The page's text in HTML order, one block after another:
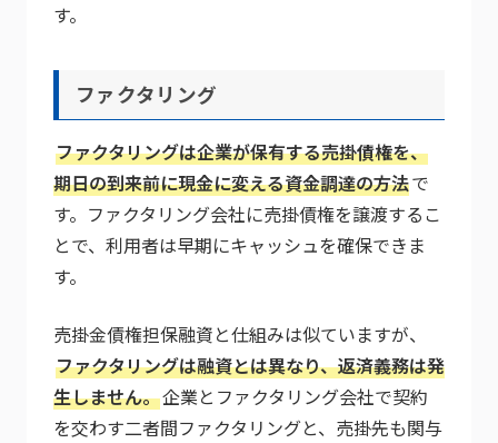
す。
ファクタリング
ファクタリングは企業が保有する売掛債権を、
期日の到来前に現金に変える資金調達の方法で
す。ファクタリング会社に売掛債権を譲渡するこ
とで、利用者は早期にキャッシュを確保できま
す。
売掛金債権担保融資と仕組みは似ていますが、
ファクタリングは融資とは異なり、返済義務は発
生しません。企業とファクタリング会社で契約
を交わす二者間ファクタリングと、売掛先も関与